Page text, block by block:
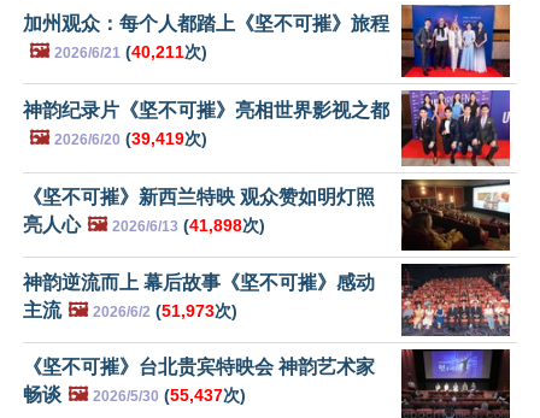
加州观众：每个人都踏上《坚不可摧》旅程
🖼️ 2026/6/21 (40,211次)
神韵纪录片《坚不可摧》亮相世界影视之都
🖼️ 2026/6/20 (39,419次)
《坚不可摧》新西兰特映 观众赞如明灯照
亮人心 🖼️ 2026/6/13 (41,898次)
神韵逆流而上 幕后故事《坚不可摧》感动
主流 🖼️ 2026/6/2 (51,973次)
《坚不可摧》台北贵宾特映会 神韵艺术家
畅谈 🖼️ 2026/5/30 (55,437次)